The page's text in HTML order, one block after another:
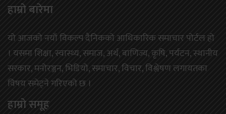
हाम्राे बारेमा
यो आजको नयाँ विकल्प दैनिकको आधिकारिक समाचार पोर्टल हो
। यसमा शिक्षा, स्वास्थ्य, समाज, अर्थ, बाणिज्य, कृषि, पर्यटन, स्थानीय
सरकार, मनोरञ्जन, भिडियो, समाचार, विचार, विश्लेषण लगायतका
विषय समेट्ने गरिएको छ ।
हाम्राे समूह